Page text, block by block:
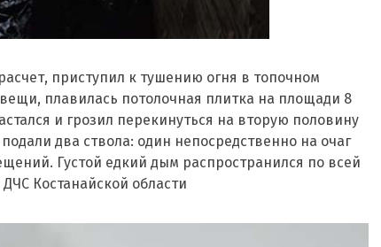
приступил к тушению огня в топочном
плавилась потолочная плитка на площади 8
и грозил перекинуться на вторую половину
два ствола: один непосредственно на очаг
Густой едкий дым распространился по всей
Костанайской области